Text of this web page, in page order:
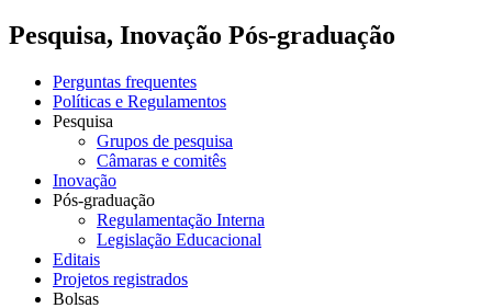
Pesquisa, Inovação Pós-graduação
Perguntas frequentes
Políticas e Regulamentos
Pesquisa
Grupos de pesquisa
Câmaras e comitês
Inovação
Pós-graduação
Regulamentação Interna
Legislação Educacional
Editais
Projetos registrados
Bolsas